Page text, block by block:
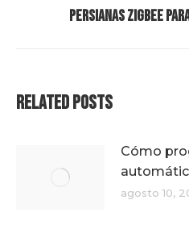
Persianas Zigbee
Related Posts
Cómo
agosto 10,